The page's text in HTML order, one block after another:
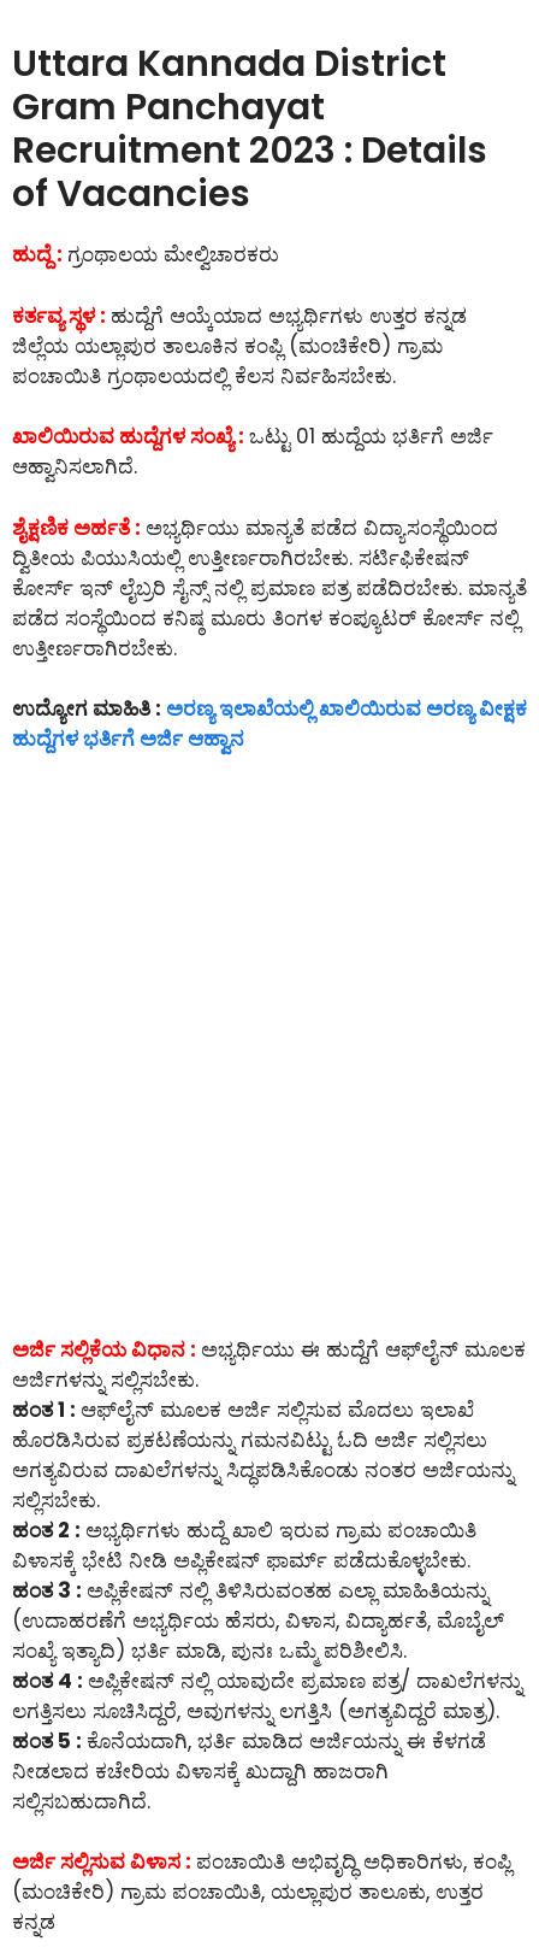
Uttara Kannada District
Gram Panchayat
Recruitment 2023 : Details
of Vacancies
ಹುದ್ದೆ : ಗ್ರಂಥಾಲಯ ಮೇಲ್ವಿಚಾರಕರು
ಕರ್ತವ್ಯ ಸ್ಥಳ : ಹುದ್ದೆಗೆ ಆಯ್ಕೆಯಾದ ಅಭ್ಯರ್ಥಿಗಳು ಉತ್ತರ ಕನ್ನಡ
ಜಿಲ್ಲೆಯ ಯಲ್ಲಾಪುರ ತಾಲೂಕಿನ ಕಂಪ್ಲಿ (ಮಂಚಿಕೇರಿ) ಗ್ರಾಮ
ಪಂಚಾಯಿತಿ ಗ್ರಂಥಾಲಯದಲ್ಲಿ ಕೆಲಸ ನಿರ್ವಹಿಸಬೇಕು.
ಖಾಲಿಯಿರುವ ಹುದ್ದೆಗಳ ಸಂಖ್ಯೆ : ಒಟ್ಟು 01 ಹುದ್ದೆಯ ಭರ್ತಿಗೆ ಅರ್ಜಿ
ಆಹ್ವಾನಿಸಲಾಗಿದೆ.
ಶೈಕ್ಷಣಿಕ ಅರ್ಹತೆ : ಅಭ್ಯರ್ಥಿಯು ಮಾನ್ಯತೆ ಪಡೆದ ವಿದ್ಯಾಸಂಸ್ಥೆಯಿಂದ
ದ್ವಿತೀಯ ಪಿಯುಸಿಯಲ್ಲಿ ಉತ್ತೀರ್ಣರಾಗಿರಬೇಕು. ಸರ್ಟಿಫಿಕೇಷನ್
ಕೋರ್ಸ್ ಇನ್ ಲೈಬ್ರರಿ ಸೈನ್ಸ್ ನಲ್ಲಿ ಪ್ರಮಾಣ ಪತ್ರ ಪಡೆದಿರಬೇಕು. ಮಾನ್ಯತೆ
ಪಡೆದ ಸಂಸ್ಥೆಯಿಂದ ಕನಿಷ್ಠ ಮೂರು ತಿಂಗಳ ಕಂಪ್ಯೂಟರ್ ಕೋರ್ಸ್ ನಲ್ಲಿ
ಉತ್ತೀರ್ಣರಾಗಿರಬೇಕು.
ಉದ್ಯೋಗ ಮಾಹಿತಿ : ಅರಣ್ಯ ಇಲಾಖೆಯಲ್ಲಿ ಖಾಲಿಯಿರುವ ಅರಣ್ಯ ವೀಕ್ಷಕ
ಹುದ್ದೆಗಳ ಭರ್ತಿಗೆ ಅರ್ಜಿ ಆಹ್ವಾನ
ಅರ್ಜಿ ಸಲ್ಲಿಕೆಯ ವಿಧಾನ : ಅಭ್ಯರ್ಥಿಯು ಈ ಹುದ್ದೆಗೆ ಆಫ್‌ಲೈನ್‌ ಮೂಲಕ
ಅರ್ಜಿಗಳನ್ನು ಸಲ್ಲಿಸಬೇಕು.
ಹಂತ 1 : ಆಫ್‌ಲೈನ್‌ ಮೂಲಕ ಅರ್ಜಿ ಸಲ್ಲಿಸುವ ಮೊದಲು ಇಲಾಖೆ
ಹೊರಡಿಸಿರುವ ಪ್ರಕಟಣೆಯನ್ನು ಗಮನವಿಟ್ಟು ಓದಿ ಅರ್ಜಿ ಸಲ್ಲಿಸಲು
ಅಗತ್ಯವಿರುವ ದಾಖಲೆಗಳನ್ನು ಸಿದ್ಧಪಡಿಸಿಕೊಂಡು ನಂತರ ಅರ್ಜಿಯನ್ನು
ಸಲ್ಲಿಸಬೇಕು.
ಹಂತ 2 : ಅಭ್ಯರ್ಥಿಗಳು ಹುದ್ದೆ ಖಾಲಿ ಇರುವ ಗ್ರಾಮ ಪಂಚಾಯಿತಿ
ವಿಳಾಸಕ್ಕೆ ಭೇಟಿ ನೀಡಿ ಅಪ್ಲಿಕೇಷನ್ ಫಾರ್ಮ್ ಪಡೆದುಕೊಳ್ಳಬೇಕು.
ಹಂತ 3 : ಅಪ್ಲಿಕೇಷನ್ ನಲ್ಲಿ ತಿಳಿಸಿರುವಂತಹ ಎಲ್ಲಾ ಮಾಹಿತಿಯನ್ನು
(ಉದಾಹರಣೆಗೆ ಅಭ್ಯರ್ಥಿಯ ಹೆಸರು, ವಿಳಾಸ, ವಿದ್ಯಾರ್ಹತೆ, ಮೊಬೈಲ್
ಸಂಖ್ಯೆ ಇತ್ಯಾದಿ) ಭರ್ತಿ ಮಾಡಿ, ಪುನಃ ಒಮ್ಮೆ ಪರಿಶೀಲಿಸಿ.
ಹಂತ 4 : ಅಪ್ಲಿಕೇಷನ್ ನಲ್ಲಿ ಯಾವುದೇ ಪ್ರಮಾಣ ಪತ್ರ/ ದಾಖಲೆಗಳನ್ನು
ಲಗತ್ತಿಸಲು ಸೂಚಿಸಿದ್ದರೆ, ಅವುಗಳನ್ನು ಲಗತ್ತಿಸಿ (ಅಗತ್ಯವಿದ್ದರೆ ಮಾತ್ರ).
ಹಂತ 5 : ಕೊನೆಯದಾಗಿ, ಭರ್ತಿ ಮಾಡಿದ ಅರ್ಜಿಯನ್ನು ಈ ಕೆಳಗಡೆ
ನೀಡಲಾದ ಕಚೇರಿಯ ವಿಳಾಸಕ್ಕೆ ಖುದ್ದಾಗಿ ಹಾಜರಾಗಿ
ಸಲ್ಲಿಸಬಹುದಾಗಿದೆ.
ಅರ್ಜಿ ಸಲ್ಲಿಸುವ ವಿಳಾಸ : ಪಂಚಾಯಿತಿ ಅಭಿವೃದ್ಧಿ ಅಧಿಕಾರಿಗಳು, ಕಂಪ್ಲಿ
(ಮಂಚಿಕೇರಿ) ಗ್ರಾಮ ಪಂಚಾಯಿತಿ, ಯಲ್ಲಾಪುರ ತಾಲೂಕು, ಉತ್ತರ
ಕನ್ನಡ